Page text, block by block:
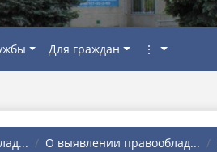
Для граждан ⋮
О выявлении правооблад...